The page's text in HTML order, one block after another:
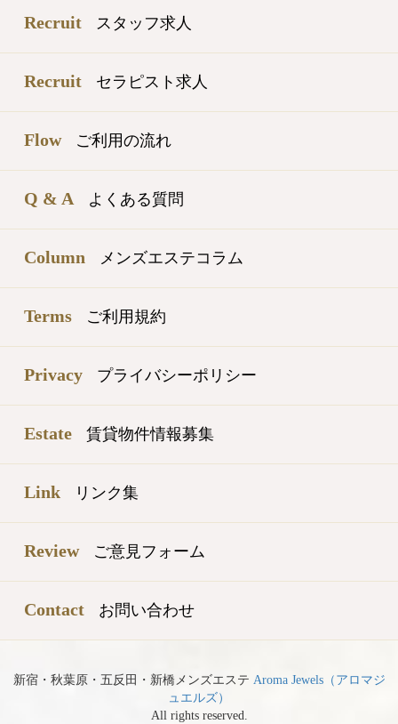
Recruit スタッフ求人
Recruit セラピスト求人
Flow ご利用の流れ
Q & A よくある質問
Column メンズエステコラム
Terms ご利用規約
Privacy プライバシーポリシー
Estate 賃貸物件情報募集
Link リンク集
Review ご意見フォーム
Contact お問い合わせ
新宿・秋葉原・五反田・新橋メンズエステ Aroma Jewels（アロマジ
ュエルズ）
All rights reserved.